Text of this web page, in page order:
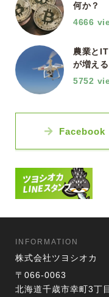
何か？
4666
農業と
が増える
5752
Facebook
INFORMATION
株式会社ツヨシオカ
〒066-0063
北海道千歳市幸町3丁